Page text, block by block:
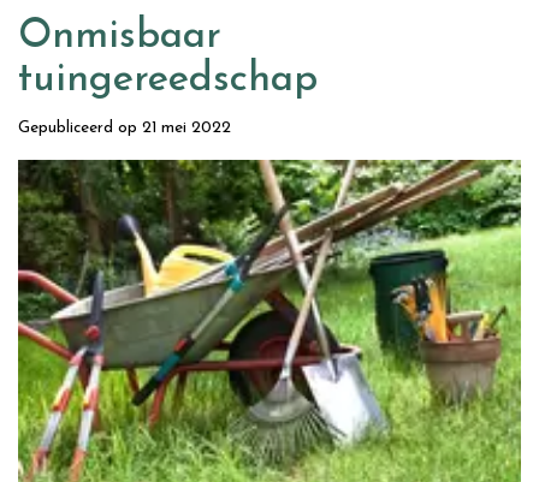
Onmisbaar
tuingereedschap
Gepubliceerd op 21 mei 2022